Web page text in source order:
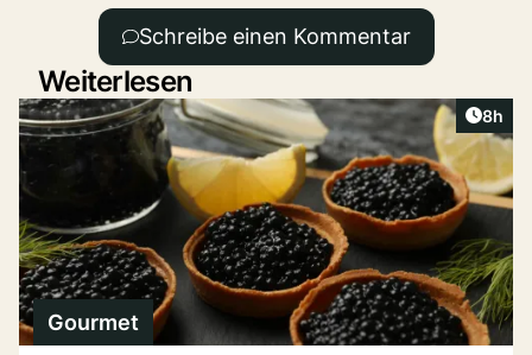
Schreibe einen Kommentar
Weiterlesen
8h
Gourmet